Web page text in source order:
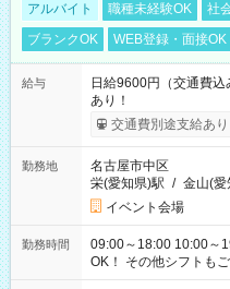
アルバイト 職種未経験OK 社
ブランクOK
WEB登録・面接OK
給与
日給9600円（交通費
あり！
交通費別途支給あり
勤務地
名古屋市中区
栄(愛知県)駅 / 金山(愛
イベント会場
勤務時間
09:00～18:00 10:00～19:00
OK！ その他シフ